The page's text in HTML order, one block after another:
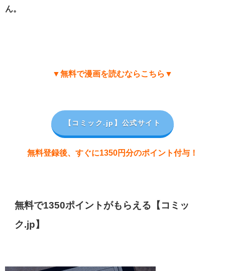
ん。
▼無料で漫画を読むならこちら▼
【コミック.jp 】公式サイト
無料登録後、すぐに1350円分のポイント付与！
無料で1350ポイントがもらえる【コミッ
ク.jp】